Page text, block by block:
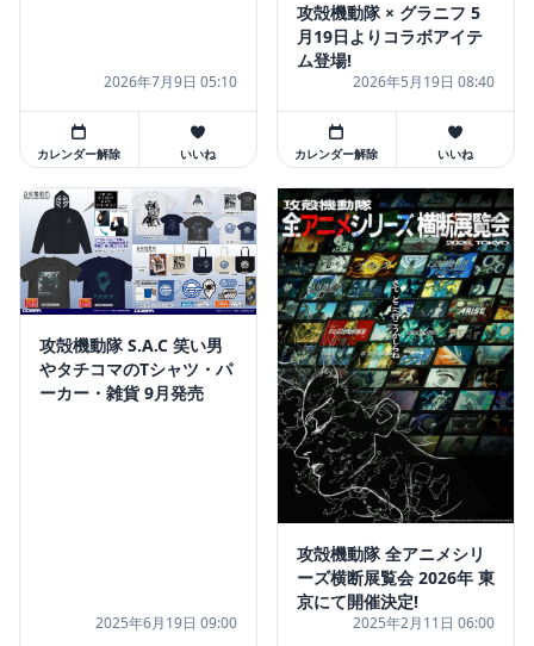
2026年7月9日 05:10
カレンダー解除 いいね
攻殻機動隊 × グラニフ 5
月19日よりコラボアイテ
ム登場!
2026年5月19日 08:40
カレンダー解除 いいね
攻殻機動隊 S.A.C 笑い男
やタチコマのTシャツ・パ
ーカー・雑貨 9月発売
2025年6月19日 09:00
攻殻機動隊 全アニメシリ
ーズ横断展覧会 2026年 東
京にて開催決定!
2025年2月11日 06:00